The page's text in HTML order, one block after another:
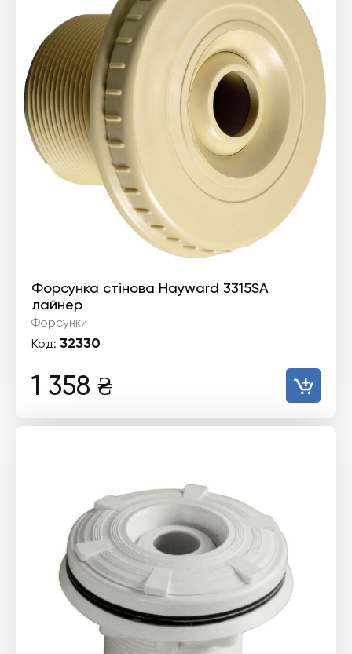
Форсунка стінова Hayward 3315SA
лайнер
Форсунки
Код: 32330
1 358 ₴